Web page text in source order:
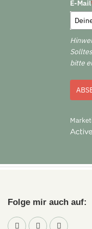
E-Mail
bitte
Folge mir auch auf: